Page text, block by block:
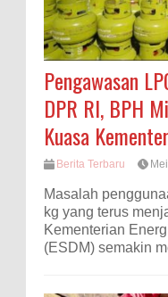
Pengawasan
DPR RI, BPH
Kuasa
Berita Terbaru
Masalah
kg yang terus
Kementerian
(ESDM) semakin